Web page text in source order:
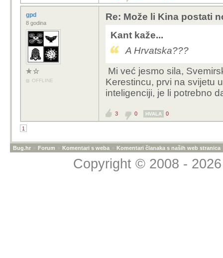
gpd
8 godina
OFFLINE
Re: Može li Kina postati
Kant kaže...
A Hrvatska???
Mi već jesmo sila,
Kerestincu, prvi na svijetu
inteligenciji, je li potrebno
3 0 HVALA 0
1
Bug.hr » Forum » Komentari s weba » Komentari članaka s naših web stranica
Copyright © 2008 -